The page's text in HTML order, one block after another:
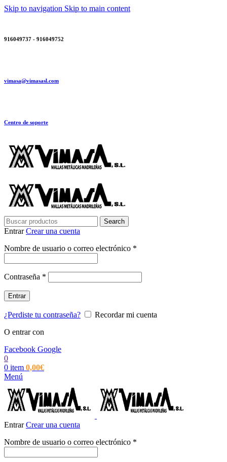
Skip to navigation Skip to main content
916049737 - 916049752
vimasa@vimasasl.com
Centro de soporte
Search
EntrarCrear una cuenta
Nombre de usuario o correo electrónico *
Contraseña *
Entrar
¿Perdiste tu contraseña?
Recordar mi cuenta
O entrar con
Facebook Google
0
0 item 0,00€
Menú
EntrarCrear una cuenta
Nombre de usuario o correo electrónico *